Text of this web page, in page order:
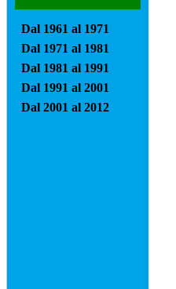
Dal 1961 al 1971
Dal 1971 al 1981
Dal 1981 al 1991
Dal 1991 al 2001
Dal 2001 al 2012